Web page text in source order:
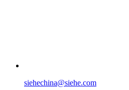
siehechina@siehe.com